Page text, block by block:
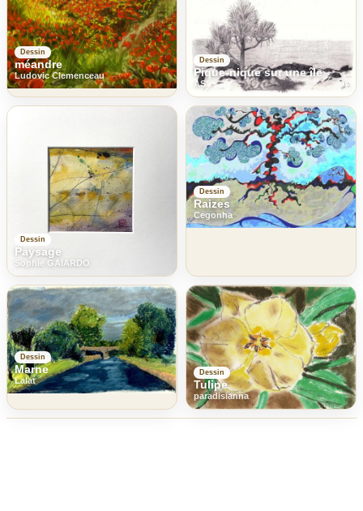
Dessin
méandre
Ludovic Clemenceau
Dessin
Pique-nique sur une île
AS
Dessin
Paysage
Sophie GAIARDO
Dessin
Raizes
Cegonha
Dessin
Marne
Lalat
Dessin
Tulipe
paradisianna